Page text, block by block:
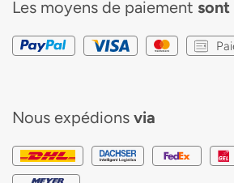
Les moyens de paiement sont
Nous expédions via